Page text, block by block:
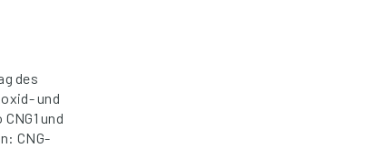
des
und
und
CNG-